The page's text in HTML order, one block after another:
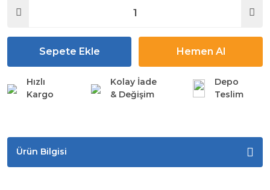
Sepete Ekle Hemen Al
Hızlı
Kargo
Kolay İade
& Değişim
Depo
Teslim
Ürün Bilgisi